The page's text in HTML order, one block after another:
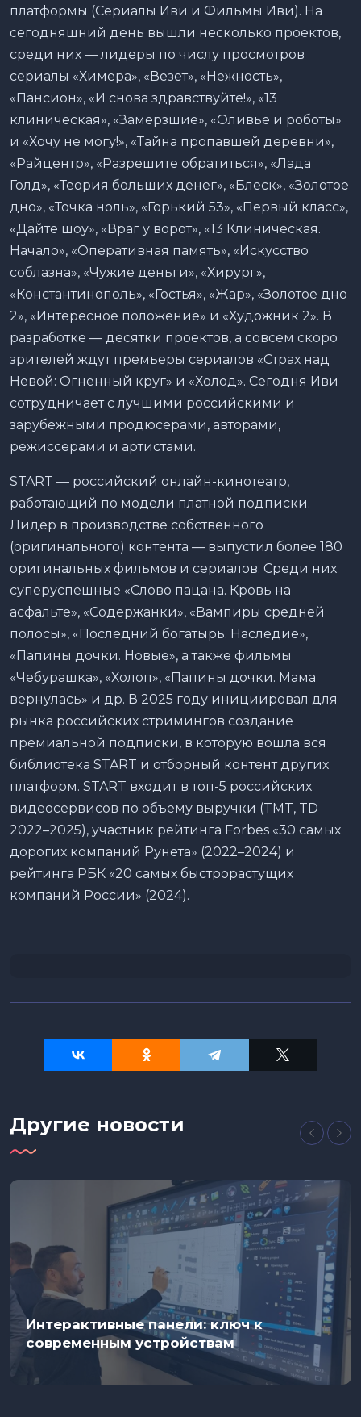
платформы (Сериалы Иви и Фильмы Иви). На
сегодняшний день вышли несколько проектов,
среди них — лидеры по числу просмотров
сериалы «Химера», «Везет», «Нежность»,
«Пансион», «И снова здравствуйте!», «13
клиническая», «Замерзшие», «Оливье и роботы»
и «Хочу не могу!», «Тайна пропавшей деревни»,
«Райцентр», «Разрешите обратиться», «Лада
Голд», «Теория больших денег», «Блеск», «Золотое
дно», «Точка ноль», «Горький 53», «Первый класс»,
«Дайте шоу», «Враг у ворот», «13 Клиническая.
Начало», «Оперативная память», «Искусство
соблазна», «Чужие деньги», «Хирург»,
«Константинополь», «Гостья», «Жар», «Золотое дно
2», «Интересное положение» и «Художник 2». В
разработке — десятки проектов, а совсем скоро
зрителей ждут премьеры сериалов «Страх над
Невой: Огненный круг» и «Холод». Сегодня Иви
сотрудничает с лучшими российскими и
зарубежными продюсерами, авторами,
режиссерами и артистами.
START — российский онлайн-кинотеатр,
работающий по модели платной подписки.
Лидер в производстве собственного
(оригинального) контента — выпустил более 180
оригинальных фильмов и сериалов. Среди них
суперуспешные «Слово пацана. Кровь на
асфальте», «Содержанки», «Вампиры средней
полосы», «Последний богатырь. Наследие»,
«Папины дочки. Новые», а также фильмы
«Чебурашка», «Холоп», «Папины дочки. Мама
вернулась» и др. В 2025 году инициировал для
рынка российских стримингов создание
премиальной подписки, в которую вошла вся
библиотека START и отборный контент других
платформ. START входит в топ-5 российских
видеосервисов по объему выручки (TMT, TD
2022–2025), участник рейтинга Forbes «30 самых
дорогих компаний Рунета» (2022–2024) и
рейтинга РБК «20 самых быстрорастущих
компаний России» (2024).
Другие новости
Интерактивные панели: ключ к
современным устройствам